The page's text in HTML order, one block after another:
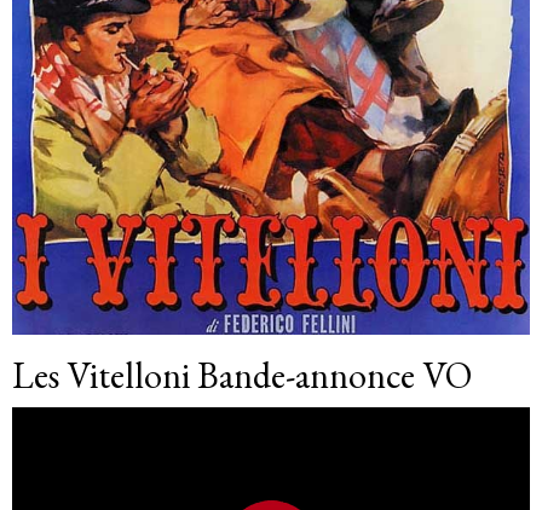
Les Vitelloni Bande-annonce VO